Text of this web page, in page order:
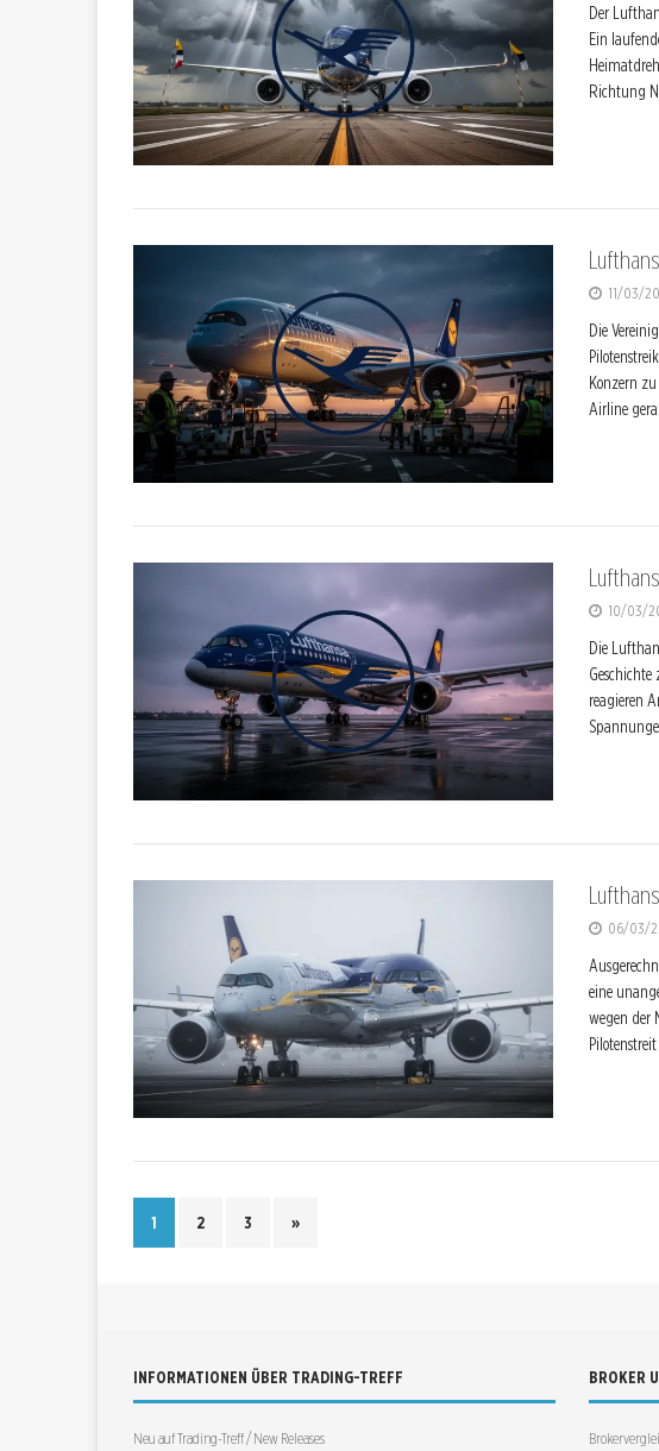
Der
Ein
Richtung
11/03/
Die
Konzern
Airline
10/03/
Die
Geschichte
reagieren
06/03/
eine
wegen der
1 2 3 »
INFORMATIONEN ÜBER TRADING-TREFF
Neu auf Trading-Treff / New Releases
BROKER